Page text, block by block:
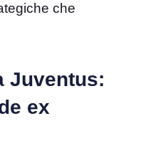
che
Juventus:
ex